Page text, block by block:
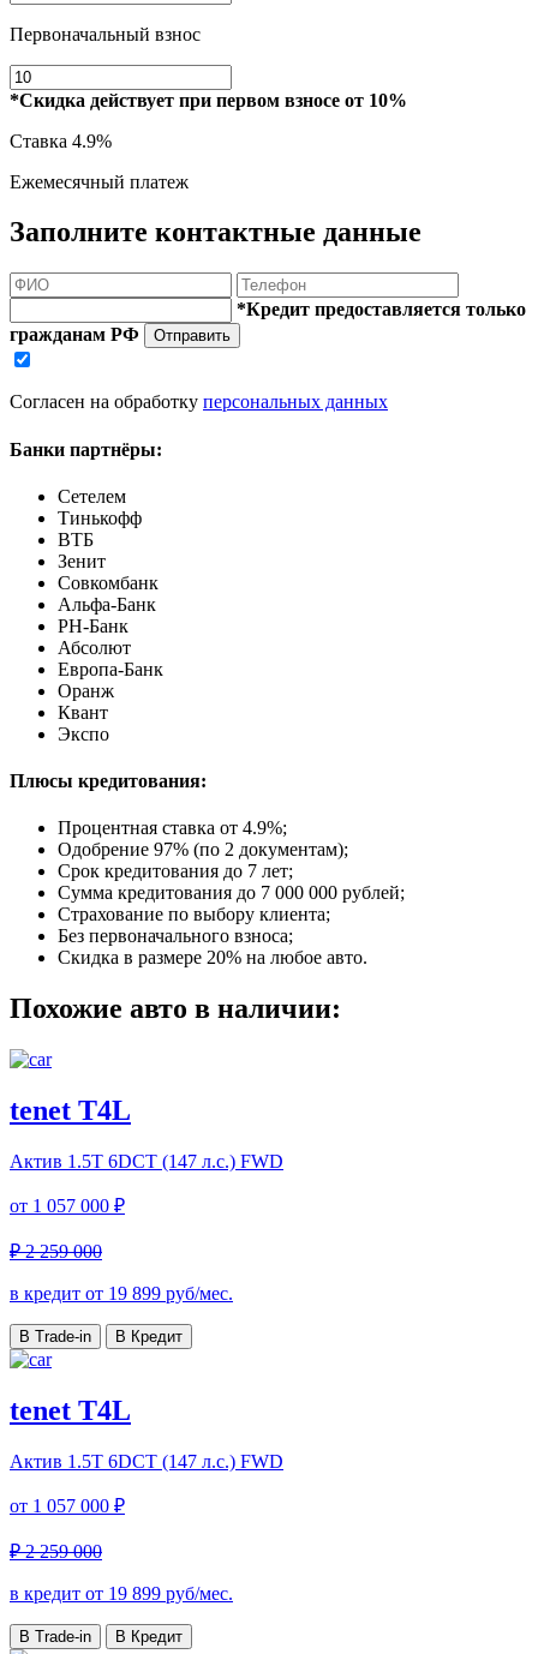
Первоначальный взнос
*Скидка действует при первом взносе от 10%
Ставка 4.9%
Ежемесячный платеж
Заполните контактные данные
*Кредит предоставляется только
гражданам РФ
Отправить
Согласен на обработку персональных данных
Банки партнёры:
Сетелем
Тинькофф
ВТБ
Зенит
Совкомбанк
Альфа-Банк
РН-Банк
Абсолют
Европа-Банк
Оранж
Квант
Экспо
Плюсы кредитования:
Процентная ставка от 4.9%;
Одобрение 97% (по 2 документам);
Срок кредитования до 7 лет;
Сумма кредитования до 7 000 000 рублей;
Страхование по выбору клиента;
Без первоначального взноса;
Скидка в размере 20% на любое авто.
Похожие авто в наличии:
tenet T4L
Актив 1.5T 6DCT (147 л.с.) FWD
от 1 057 000 ₽
₽ 2 259 000
в кредит от 19 899 руб/мес.
В Trade-in В Кредит
tenet T4L
Актив 1.5T 6DCT (147 л.с.) FWD
от 1 057 000 ₽
₽ 2 259 000
в кредит от 19 899 руб/мес.
В Trade-in В Кредит